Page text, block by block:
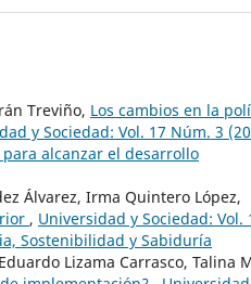
Treviño, Los cambios en la
y Sociedad: Vol. 17 Núm. 3
alcanzar el desarrollo
Álvarez, Irma Quintero López,
, Universidad y Sociedad: Vol.
Sostenibilidad y Sabiduría
Lizama Carrasco, Talina